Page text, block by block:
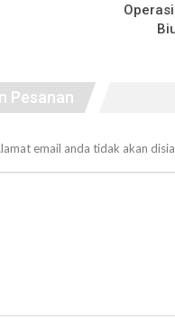
Pesanan
email anda tidak akan